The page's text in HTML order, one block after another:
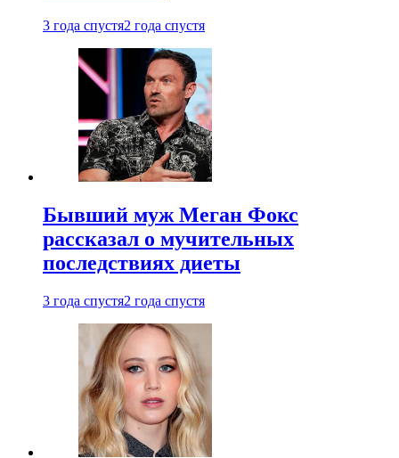
3 года спустя2 года спустя
Бывший муж Меган Фокс
рассказал о мучительных
последствиях диеты
3 года спустя2 года спустя